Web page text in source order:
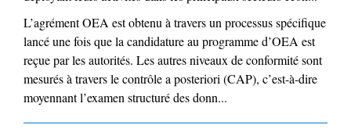
L’agrément OEA est obtenu à travers un processus spécifique
lancé une fois que la candidature au programme d’OEA est
reçue par les autorités. Les autres niveaux de conformité sont
mesurés à travers le contrôle a posteriori (CAP), c’est-à-dire
moyennant l’examen structuré des donn...